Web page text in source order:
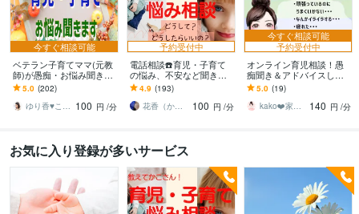
今すぐ相談可能
ベテラン子育てママ(元教
師)が愚痴・お悩み聞きま
す 育児/不安/習い事/学習/
受験/思春期/自立/ママ友✨
何でも
5.0 (202)
ゆり香♥️こころの放課後カフェ ♫ 100 円 /分
予約受付中
電話相談☎️育児・子育て
の悩み、不安など聞きま
す ✅勉強/習い事/しつけ/
健康/発達/ママ友/解決に導
きます！
4.9 (193)
花香（かこ）
100 円 /分
今すぐ相談可能
予約受付中
オンライン育児相談！愚
痴聞き＆アドバイスしま
す 子育ての悩み何でもOK
☆学業/虐待/発達/携帯/習
い事/受験
5.0 (19)
kako❤️家庭作業療法士☆ママに笑顔を
140 円 /分
お気に入り登録が多いサービス